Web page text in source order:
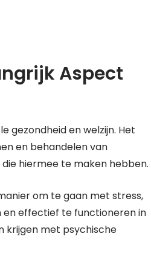
Aspect
gezondheid en welzijn. Het
en behandelen van
hiermee te maken hebben.
om te gaan met stress,
en effectief te functioneren in
krijgen met psychische